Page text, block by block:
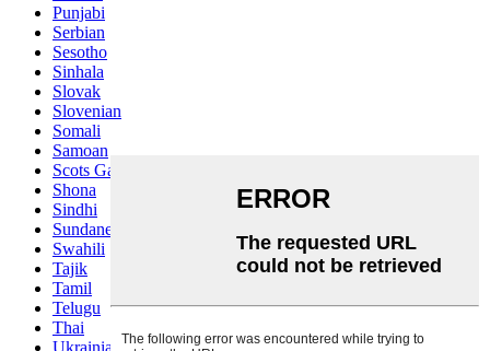
Punjabi
Serbian
Sesotho
Sinhala
Slovak
Slovenian
Somali
Samoan
Scots Gaelic
Shona
Sindhi
Sundanese
Swahili
Tajik
Tamil
Telugu
Thai